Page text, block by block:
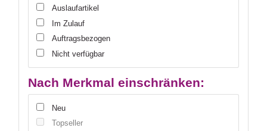
SOMMER CABLE
SWIT ELECTRONICS
WENTRONIC
WESTERMO
Auslaufartikel
Im Zulauf
Auftragsbezogen
Nicht verfügbar
Nach Merkmal einschränken:
Neu
Topseller